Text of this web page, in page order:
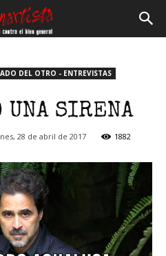
DEL OTRO - ENTREVISTAS
UNA SIRENA
28 de abril de 2017
1882